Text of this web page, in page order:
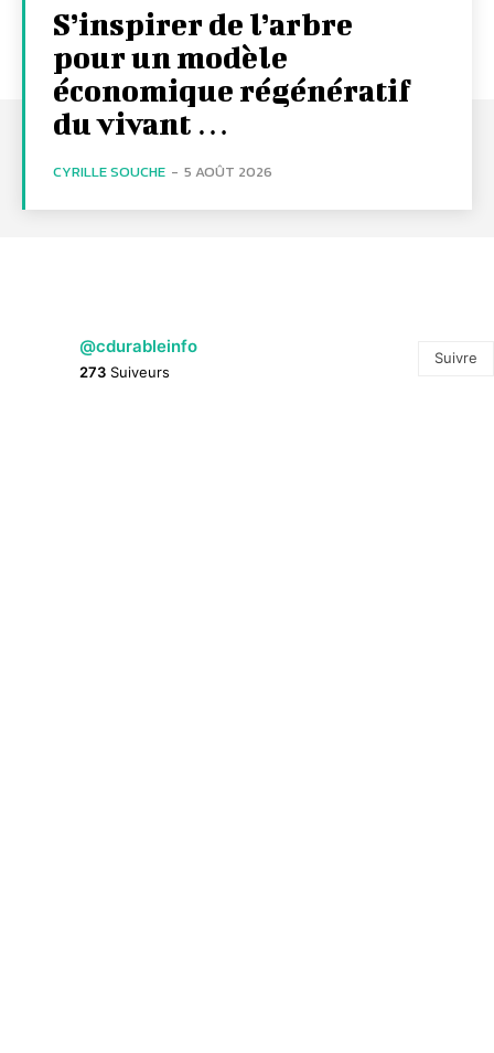
S’inspirer de l’arbre
pour un modèle
économique régénératif
du vivant …
CYRILLE SOUCHE - 5 AOÛT 2026
@cdurableinfo
273 Suiveurs
Suivre